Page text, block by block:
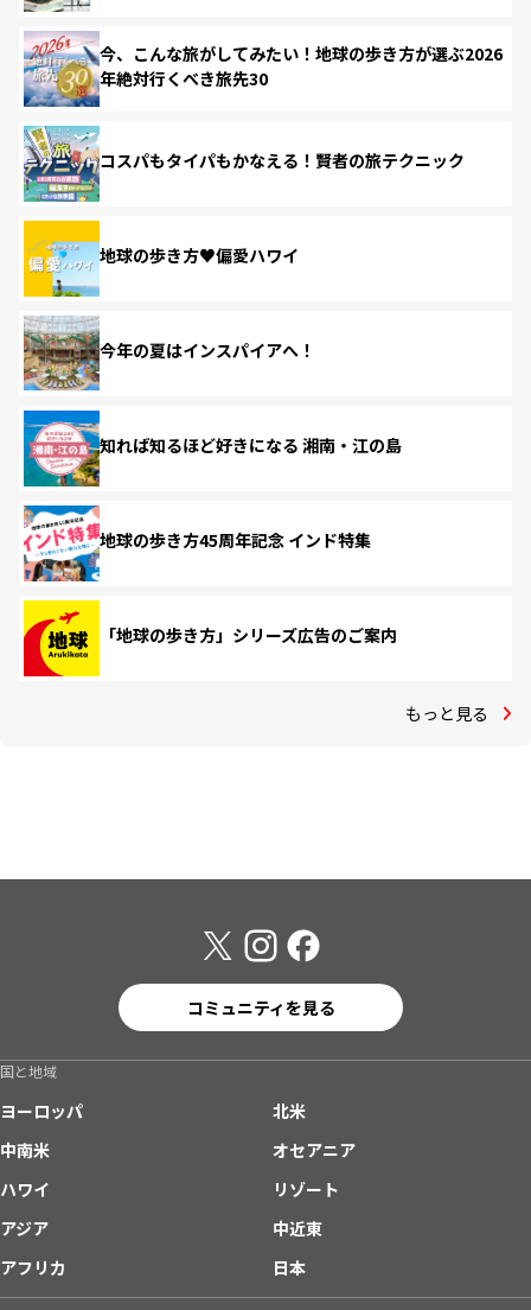
今、こんな旅がしてみたい！地球の歩き方が選ぶ2026
年絶対行くべき旅先30
コスパもタイパもかなえる！賢者の旅テクニック
地球の歩き方♥偏愛ハワイ
今年の夏はインスパイアへ！
知れば知るほど好きになる 湘南・江の島
地球の歩き方45周年記念 インド特集
「地球の歩き方」シリーズ広告のご案内
もっと見る
コミュニティを見る
国と地域
ヨーロッパ
北米
中南米
オセアニア
ハワイ
リゾート
アジア
中近東
アフリカ
日本